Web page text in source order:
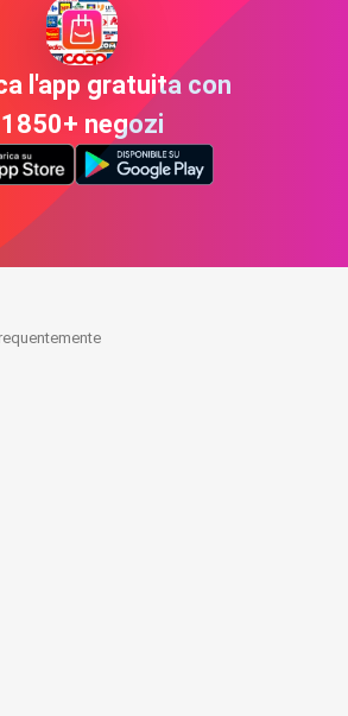
l'app gratuita con
1850+ negozi